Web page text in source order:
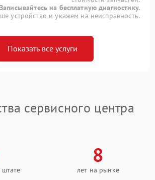
Записывайтесь на бесплатную диагностику.
устройство и укажем на неисправность.
Показать все услуги
сервисного центра
8
лет на рынке